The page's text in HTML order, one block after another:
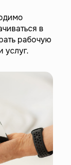
в
рабочую
услуг.